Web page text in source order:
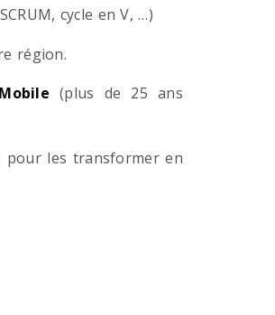
cycle en V, …)
région.
(plus de 25 ans
pour les transformer en